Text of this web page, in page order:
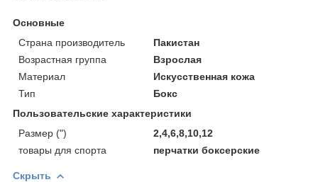
Основные
Страна производитель
Пакистан
Возрастная группа
Взрослая
Материал
Искусственная кожа
Тип
Бокс
Пользовательские характеристики
Размер (")
2,4,6,8,10,12
товары для спорта
перчатки боксерские
Скрыть